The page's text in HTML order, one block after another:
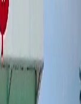
Carolina. Artistas